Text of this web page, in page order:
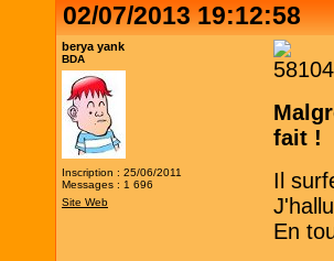
02/07/2013 19:12:58
berya yank
BDA
Inscription : 25/06/2011
Messages : 1 696
Site Web
fait !
Il
En